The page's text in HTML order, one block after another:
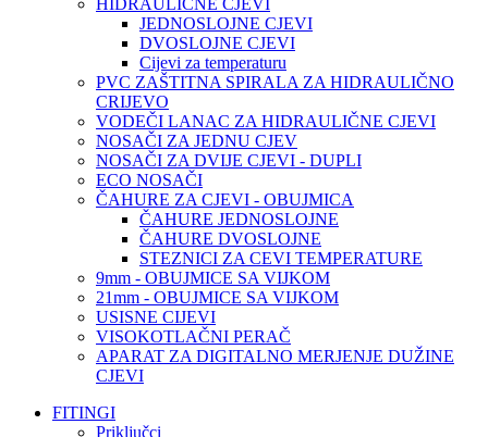
HIDRAULIČNE CJEVI
JEDNOSLOJNE CJEVI
DVOSLOJNE CJEVI
Cijevi za temperaturu
PVC ZAŠTITNA SPIRALA ZA HIDRAULIČNO
CRIJEVO
VODEČI LANAC ZA HIDRAULIČNE CJEVI
NOSAČI ZA JEDNU CJEV
NOSAČI ZA DVIJE CJEVI - DUPLI
ECO NOSAČI
ČAHURE ZA CJEVI - OBUJMICA
ČAHURE JEDNOSLOJNE
ČAHURE DVOSLOJNE
STEZNICI ZA CEVI TEMPERATURE
9mm - OBUJMICE SA VIJKOM
21mm - OBUJMICE SA VIJKOM
USISNE CIJEVI
VISOKOTLAČNI PERAČ
APARAT ZA DIGITALNO MERJENJE DUŽINE
CJEVI
FITINGI
Priključci